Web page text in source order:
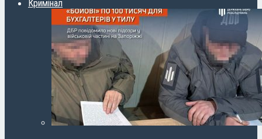
Кримінал